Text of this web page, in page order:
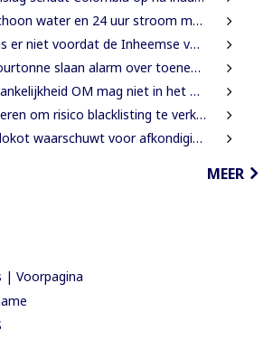
24 uur stroom moeten ook afgelegen dorpen bereiken
voordat de Inheemse volken er waren
over toenemende prostitutie, drugshandel en overlast door vreemdelingen
OM mag niet in het gedrang komen
om risico blacklisting te verkleinen
voor afkondiging 5-kilometerstraalwet
MEER
| Voorpagina